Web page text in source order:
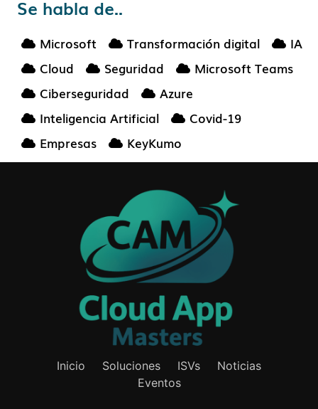
Se habla de..
Microsoft Transformación digital
IA
Cloud
Seguridad
Microsoft Teams
Ciberseguridad
Azure
Inteligencia Artificial
Covid-19
Empresas
KeyKumo
Inicio Soluciones ISVs
Noticias
Eventos